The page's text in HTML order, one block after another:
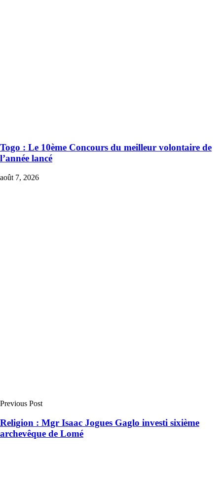
Togo : Le 10ème Concours du meilleur volontaire de
l’année lancé
août 7, 2026
Previous Post
Religion : Mgr Isaac Jogues Gaglo investi sixième
archevêque de Lomé